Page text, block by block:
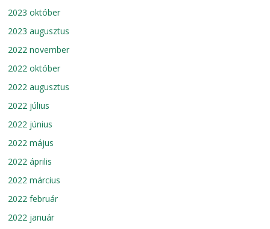
2023 október
2023 augusztus
2022 november
2022 október
2022 augusztus
2022 július
2022 június
2022 május
2022 április
2022 március
2022 február
2022 január